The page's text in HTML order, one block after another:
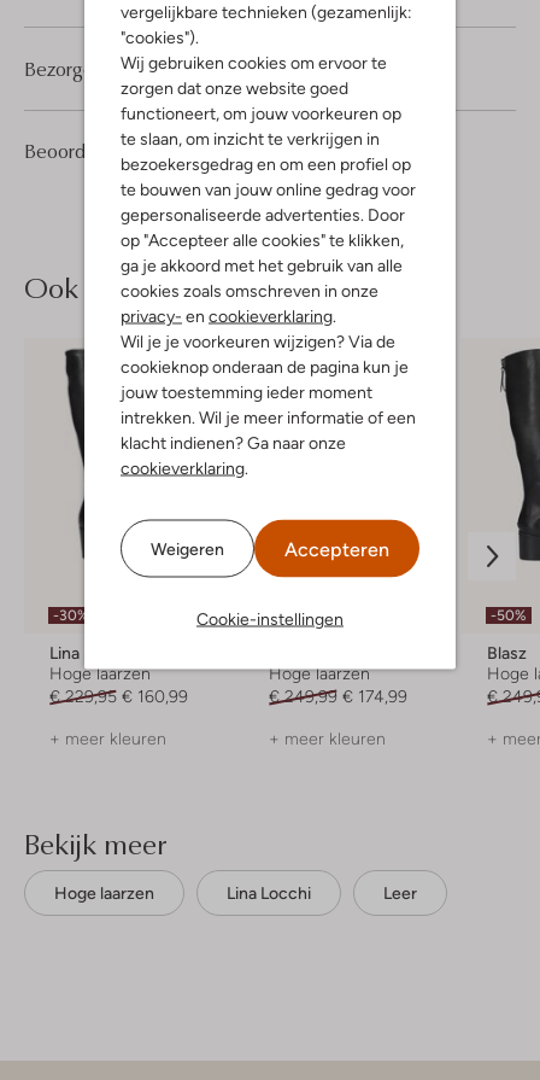
vergelijkbare technieken (gezamenlijk:
"cookies").
Wij gebruiken cookies om ervoor te
zorgen dat onze website goed
functioneert, om jouw voorkeuren op
te slaan, om inzicht te verkrijgen in
bezoekersgedrag en om een profiel op
te bouwen van jouw online gedrag voor
gepersonaliseerde advertenties. Door
op "Accepteer alle cookies" te klikken,
ga je akkoord met het gebruik van alle
cookies zoals omschreven in onze
privacy- en cookieverklaring.
Wil je je voorkeuren wijzigen? Via de
cookieknop onderaan de pagina kun je
jouw toestemming ieder moment
intrekken. Wil je meer informatie of een
klacht indienen? Ga naar onze
cookieverklaring.
Weigeren Accepteren
Cookie-instellingen
Beoordelingen (1) 5/5
1
5
Sterren
Bezorgen & retourneren
Ook iets voor jou?
-30%
Lina Locchi
Hoge laarzen
€ 229,95 € 160,99
+ meer kleuren
-30%
Hoge laarzen
€ 249,99 € 174,99
+ meer kleuren
-50%
Blasz
Hoge
€
+
Bekijk meer
Hoge laarzen Lina Locchi Leer